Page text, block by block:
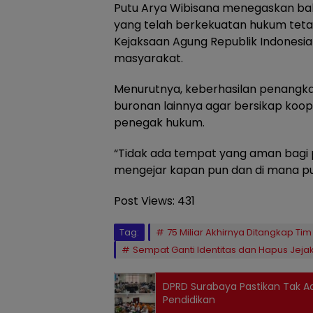
Putu Arya Wibisana menegaskan
yang telah berkekuatan hukum
Kejaksaan Agung Republik
masyarakat.
Menurutnya, keberhasilan
buronan lainnya agar bersikap
penegak hukum.
“Tidak ada tempat yang aman
mengejar kapan pun dan di mana
Post Views: 431
Tag: 75 Miliar Akhirnya Ditangkap
Sempat Ganti Identitas dan Hapus
DPRD Surabaya Pastikan Tak
Pendidikan